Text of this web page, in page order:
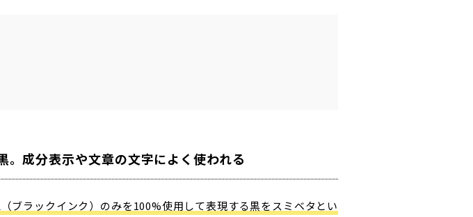
。成分表示や文章の文字によく使われる
ブラックインク）のみを100%使用して表現する黒をスミベタとい